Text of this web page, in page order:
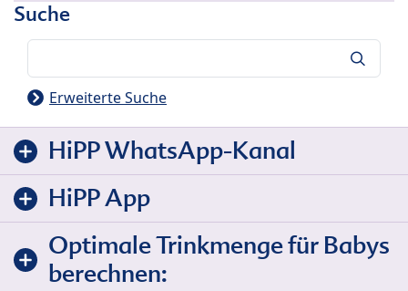
Suche
Erweiterte Suche
HiPP WhatsApp-Kanal
HiPP App
Optimale Trinkmenge für Babys
berechnen: